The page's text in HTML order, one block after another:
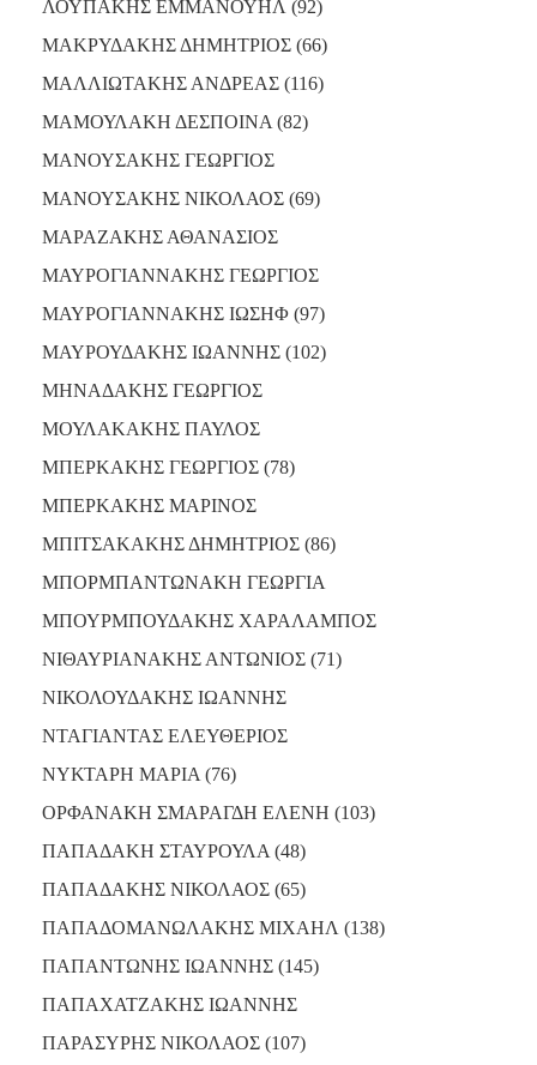
ΛΟΥΠΑΚΗΣ ΕΜΜΑΝΟΥΗΛ (92)
ΜΑΚΡΥΔΑΚΗΣ ΔΗΜΗΤΡΙΟΣ (66)
ΜΑΛΛΙΩΤΑΚΗΣ ΑΝΔΡΕΑΣ (116)
ΜΑΜΟΥΛΑΚΗ ΔΕΣΠΟΙΝΑ (82)
ΜΑΝΟΥΣΑΚΗΣ ΓΕΩΡΓΙΟΣ
ΜΑΝΟΥΣΑΚΗΣ ΝΙΚΟΛΑΟΣ (69)
ΜΑΡΑΖΑΚΗΣ ΑΘΑΝΑΣΙΟΣ
ΜΑΥΡΟΓΙΑΝΝΑΚΗΣ ΓΕΩΡΓΙΟΣ
ΜΑΥΡΟΓΙΑΝΝΑΚΗΣ ΙΩΣΗΦ (97)
ΜΑΥΡΟΥΔΑΚΗΣ ΙΩΑΝΝΗΣ (102)
ΜΗΝΑΔΑΚΗΣ ΓΕΩΡΓΙΟΣ
ΜΟΥΛΑΚΑΚΗΣ ΠΑΥΛΟΣ
ΜΠΕΡΚΑΚΗΣ ΓΕΩΡΓΙΟΣ (78)
ΜΠΕΡΚΑΚΗΣ ΜΑΡΙΝΟΣ
ΜΠΙΤΣΑΚΑΚΗΣ ΔΗΜΗΤΡΙΟΣ (86)
ΜΠΟΡΜΠΑΝΤΩΝΑΚΗ ΓΕΩΡΓΙΑ
ΜΠΟΥΡΜΠΟΥΔΑΚΗΣ ΧΑΡΑΛΑΜΠΟΣ
ΝΙΘΑΥΡΙΑΝΑΚΗΣ ΑΝΤΩΝΙΟΣ (71)
ΝΙΚΟΛΟΥΔΑΚΗΣ ΙΩΑΝΝΗΣ
ΝΤΑΓΙΑΝΤΑΣ ΕΛΕΥΘΕΡΙΟΣ
ΝΥΚΤΑΡΗ ΜΑΡΙΑ (76)
ΟΡΦΑΝΑΚΗ ΣΜΑΡΑΓΔΗ ΕΛΕΝΗ (103)
ΠΑΠΑΔΑΚΗ ΣΤΑΥΡΟΥΛΑ (48)
ΠΑΠΑΔΑΚΗΣ ΝΙΚΟΛΑΟΣ (65)
ΠΑΠΑΔΟΜΑΝΩΛΑΚΗΣ ΜΙΧΑΗΛ (138)
ΠΑΠΑΝΤΩΝΗΣ ΙΩΑΝΝΗΣ (145)
ΠΑΠΑΧΑΤΖΑΚΗΣ ΙΩΑΝΝΗΣ
ΠΑΡΑΣΥΡΗΣ ΝΙΚΟΛΑΟΣ (107)